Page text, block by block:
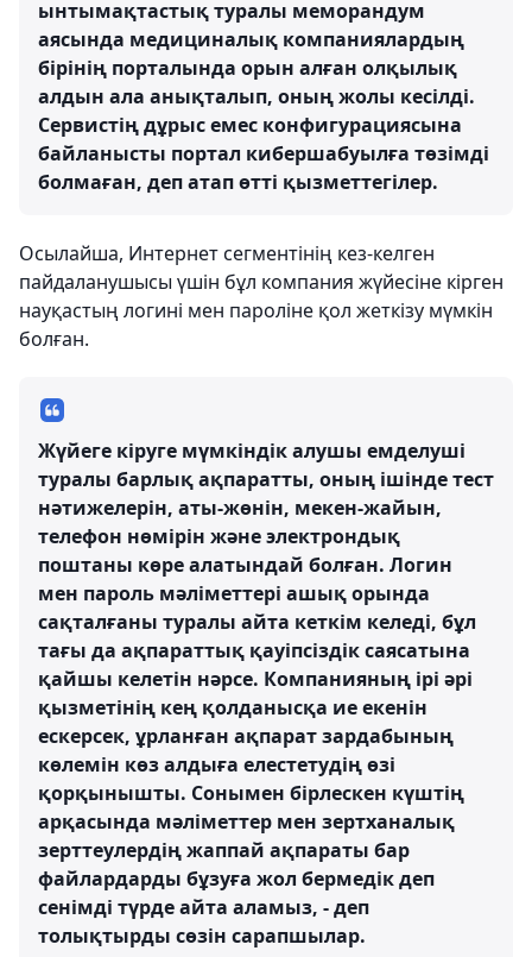
ынтымақтастық туралы меморандум
аясында медициналық компаниялардың
бірінің порталында орын алған олқылық
алдын ала анықталып, оның жолы кесілді.
Сервистің дұрыс емес конфигурациясына
байланысты портал кибершабуылға төзімді
болмаған, деп атап өтті қызметтегілер.
Осылайша, Интернет сегментінің кез-келген
пайдаланушысы үшін бұл компания жүйесіне кірген
науқастың логині мен пароліне қол жеткізу мүмкін
болған.
Жүйеге кіруге мүмкіндік алушы емделуші
туралы барлық ақпаратты, оның ішінде тест
нәтижелерін, аты-жөнін, мекен-жайын,
телефон нөмірін және электрондық
поштаны көре алатындай болған. Логин
мен пароль мәліметтері ашық орында
сақталғаны туралы айта кеткім келеді, бұл
тағы да ақпараттық қауіпсіздік саясатына
қайшы келетін нәрсе. Компанияның ірі әрі
қызметінің кең қолданысқа ие екенін
ескерсек, ұрланған ақпарат зардабының
көлемін көз алдыға елестетудің өзі
қорқынышты. Сонымен бірлескен күштің
арқасында мәліметтер мен зертханалық
зерттеулердің жаппай ақпараты бар
файлардарды бұзуға жол бермедік деп
сенімді түрде айта аламыз, - деп
толықтырды сөзін сарапшылар.